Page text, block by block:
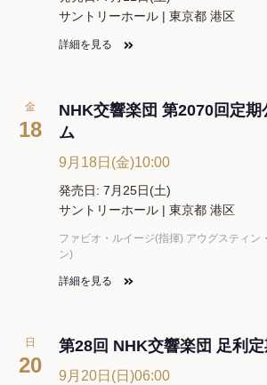
サントリーホール | 東京都 港区
詳細を見る
金
18
NHK交響楽団 第2070回定期
ム
9月18日(金)10:00
発売日: 7月25日(土)
サントリーホール | 東京都 港区
ファビオ・ルイージ(指揮) アウグスティン
ン)
詳細を見る
日
20
第28回 NHK交響楽団 足利
9月20日(日)06:00